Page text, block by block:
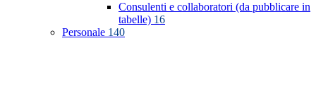
Consulenti e collaboratori (da pubblicare in
tabelle) 16
Personale 140